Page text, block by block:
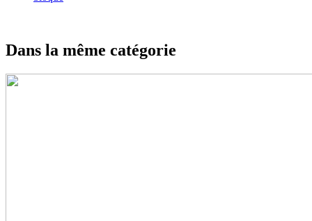
Dans la même catégorie